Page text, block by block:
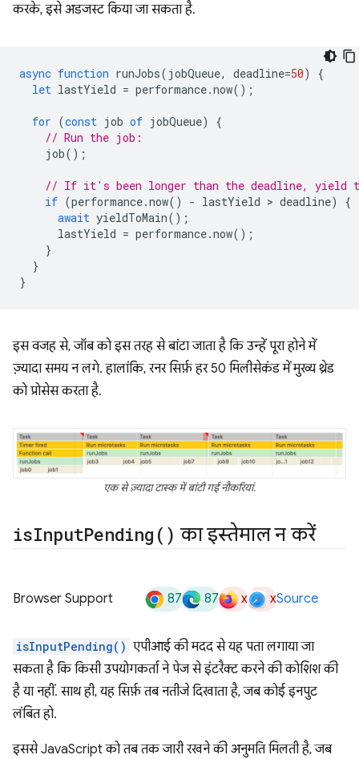
करके, इसे अडजस्ट किया जा सकता है.
async function runJobs( jobQueue, deadline=50)
{
let lastYield = performance.now();
for (const job of jobQueue)
{
// Run the job:
job();
// If it's been longer than the deadline, yield
if (performance.now() - lastYield > deadline)
{
await yieldToMain();
lastYield = performance.now();
}
}
}
इस वजह से, जॉब को इस तरह से बांटा जाता है कि उन्हें पूरा होने में
ज़्यादा समय न लगे. हालांकि, रनर सिर्फ़ हर 50 मिलीसेकंड में मुख्य थ्रेड
को प्रोसेस करता है.
एक से ज़्यादा टास्क में बांटी गई नौकरियां.
isInputPending( ) का इस्तेमाल न करें
Browser Support 87 87 x xSource
isInputPending() एपीआई की मदद से यह पता लगाया जा
सकता है कि किसी उपयोगकर्ता ने पेज से इंटरैक्ट करने की कोशिश की
है या नहीं. साथ ही, यह सिर्फ़ तब नतीजे दिखाता है, जब कोई इनपुट
लंबित हो.
इससे JavaScript को तब तक जारी रखने की अनुमति मिलती है, जब